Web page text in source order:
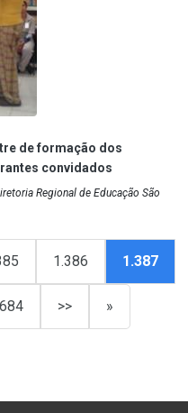
de formação dos
convidados
Regional de Educação São
1.386 1.387
>> »